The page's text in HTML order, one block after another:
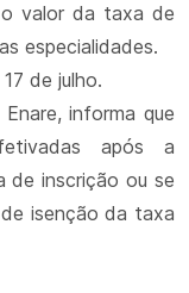
valor da taxa de
especialidades.
de julho.
informa que
após a
de inscrição ou se
isenção da taxa